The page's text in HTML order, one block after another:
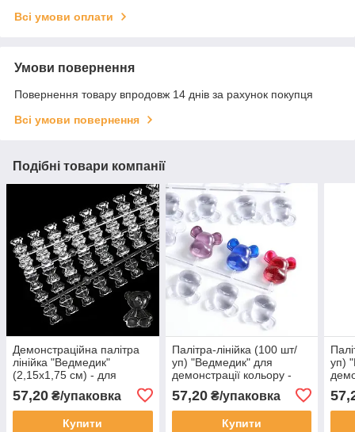
Всі умови оплати
Умови повернення
Повернення товару впродовж 14 днів за рахунок покупця
Всі умови повернення
Подібні товари компанії
Демонстраційна палітра
лінійка "Ведмедик"
(2,15х1,75 см) - для
фарбування гель-лаків та
дизайнів (120 шт/уп) - 435
57,20 ₴/упаковка
Купити
Палітра-лінійка (100 шт/
уп) "Ведмедик" для
демонстрації кольору -
об'ємні, знімні тіпси для
книги палітри - 437
57,20₴/упаковка
Купити
уп)